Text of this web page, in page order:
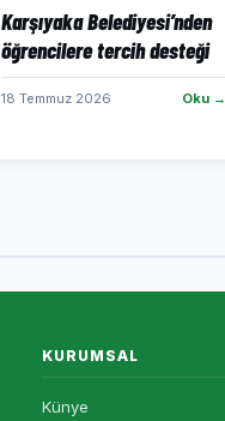
Karşıyaka Belediyesi’nden
öğrencilere tercih desteği
18 Temmuz 2026 Oku →
KURUMSAL
Künye